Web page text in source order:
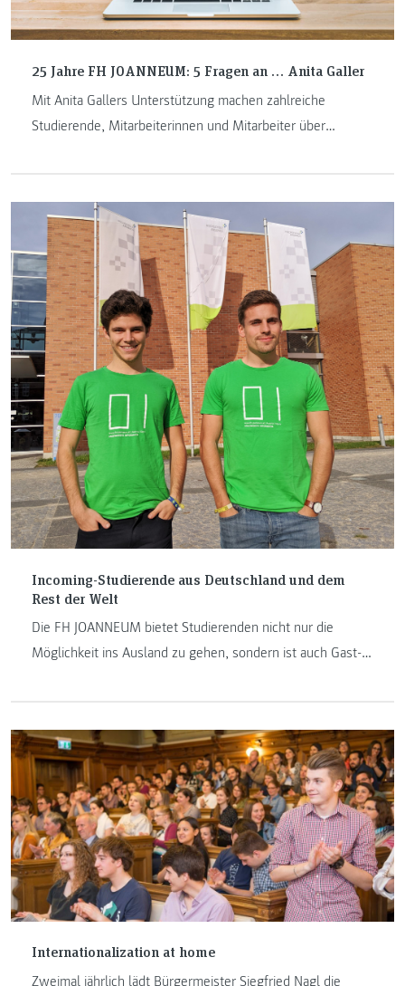
25 Jahre FH JOANNEUM: 5 Fragen an … Anita Galler
Mit Anita Gallers Unterstützung machen zahlreiche
Studierende, Mitarbeiterinnen und Mitarbeiter über
Incoming-Studierende aus Deutschland und dem
Rest der Welt
Die FH JOANNEUM bietet Studierenden nicht nur die
Möglichkeit ins Ausland zu gehen, sondern ist auch Gast-
Hochschule Ansbach in Deutschland und haben nun ein
Semester in Graz verbracht.
Internationalization at home
Zweimal jährlich lädt Bürgermeister Siegfried Nagl die